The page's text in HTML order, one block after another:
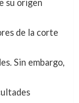
su origen
de la corte
Sin embargo,